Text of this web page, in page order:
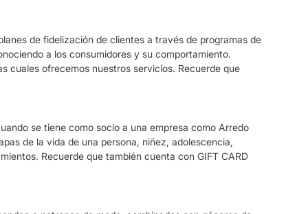
de fidelización de clientes a través de programas de
a los consumidores y su comportamiento.
cuales ofrecemos nuestros servicios. Recuerde que
se tiene como socio a una empresa como Arredo
de la vida de una persona, niñez, adolescencia,
Recuerde que también cuenta con GIFT CARD